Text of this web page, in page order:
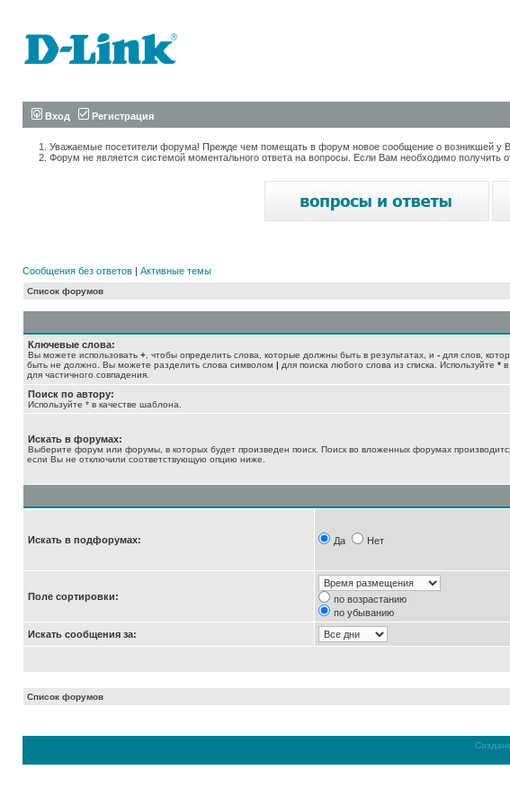
Вход Регистрация
Уважаемые посетители форума! Прежде чем помещать в форум новое сообщение о возникшей у
Форум не является системой моментального ответа на вопросы. Если Вам необходимо
Сообщения без ответов | Активные темы
Список форумов
Ключевые слова:
Вы можете использовать + , чтобы определить слова, которые должны быть в результатах, и - для слов,
быть не должно. Вы можете разделить слова символом | для поиска любого слова из списка. Используйте * в
для частичного совпадения.
Поиск по автору:
Используйте * в качестве шаблона.
Искать в форумах:
Выберите форум или форумы, в которых будет произведен поиск. Поиск во вложенных форумах
если Вы не отключили соответствующую опцию ниже.
Искать в подфорумах: Да Нет
Поле сортировки:
по возрастанию
по убыванию
Искать сообщения за:
Список форумов